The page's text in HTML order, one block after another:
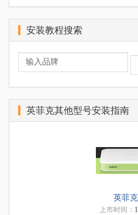
安装教程搜索
英菲克其他型号安装指南
英菲
上市时间：